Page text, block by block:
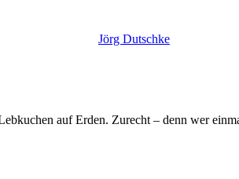
Jörg Dutschke
auf Erden. Zurecht – denn wer